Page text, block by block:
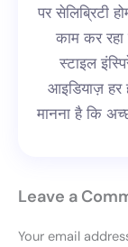
पर सेलिब्रिटी
काम कर रहा
स्टाइल
आइडियाज़ हर
मानना है कि
Leave a
Your email